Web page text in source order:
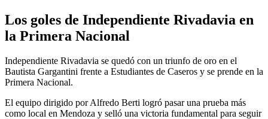
Los goles de Independiente Rivadavia en
la Primera Nacional
Independiente Rivadavia se quedó con un triunfo de oro en el
Bautista Gargantini frente a Estudiantes de Caseros y se prende en la
Primera Nacional.
El equipo dirigido por Alfredo Berti logró pasar una prueba más
como local en Mendoza y selló una victoria fundamental para seguir